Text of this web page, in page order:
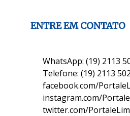
ENTRE EM CONTATO
WhatsApp: (19) 2113
Telefone: (19) 2113
facebook.com/
instagram.com/
twitter.com/